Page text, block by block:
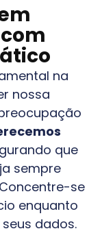
na
nossa
que
sempre
se
enquanto
dados.